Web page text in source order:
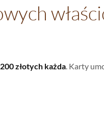
złotych każda. Karty